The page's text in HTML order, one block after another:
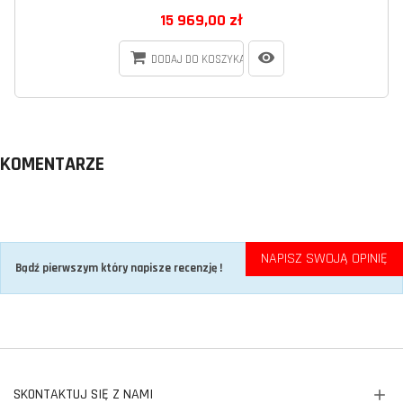
15 969,00 zł
DODAJ DO KOSZYKA
KOMENTARZE
NAPISZ SWOJĄ OPINIĘ
Bądź pierwszym który napisze recenzję !
SKONTAKTUJ SIĘ Z NAMI